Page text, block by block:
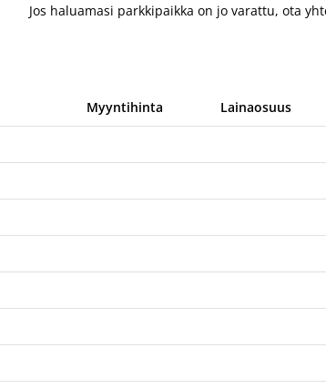
Jos haluamasi parkkipaikka on jo varattu, ota
Myyntihinta Lainaosuus